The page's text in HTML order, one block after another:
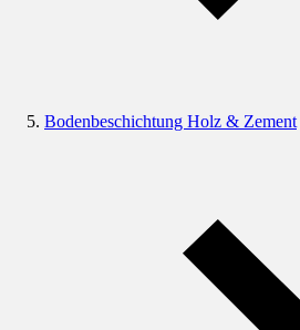
Bodenbeschichtung Holz & Zement